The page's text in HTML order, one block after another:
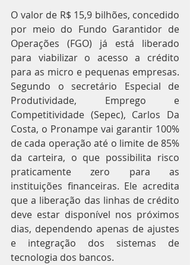
O valor de R$ 15,9 bilhões, concedido
por meio do Fundo Garantidor de
Operações (FGO) já está liberado
para viabilizar o acesso a crédito
para as micro e pequenas empresas.
Segundo o secretário Especial de
Produtividade, Emprego e
Competitividade (Sepec), Carlos Da
Costa, o Pronampe vai garantir 100%
de cada operação até o limite de 85%
da carteira, o que possibilita risco
praticamente zero para as
instituições financeiras. Ele acredita
que a liberação das linhas de crédito
deve estar disponível nos próximos
dias, dependendo apenas de ajustes
e integração dos sistemas de
tecnologia dos bancos.